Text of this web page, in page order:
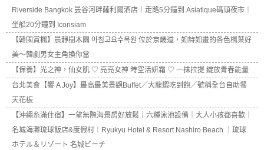
Riverside Bangkok 曼谷河畔薩利爾酒店｜走路5分鐘到 Asiatique碼頭夜市｜
坐船20分鐘到 Iconsiam
【韓國賞楓】晨靜樹木園 아침고요수목원 位於京畿道，如詩如畫的各色楓葉好
美～韓劇男女主角換你當
【保養】光之神，仙女肌 ♡ 亮亮女神 時空活妍霜 ♡ 一抹拉提 綻放青春能量
台北美食【饗 A Joy】最高最美景觀Buffet／大龍蝦吃到飽／號稱全台自助餐
天花板
【沖繩糸滿住宿】一望無際海景房好放鬆｜六種泳池設備｜大人小孩都喜歡｜
名城海灘琉球飯店&度假村｜Ryukyu Hotel & Resort Nashiro Beach ｜琉球
ホテル＆リゾート 名城ビーチ